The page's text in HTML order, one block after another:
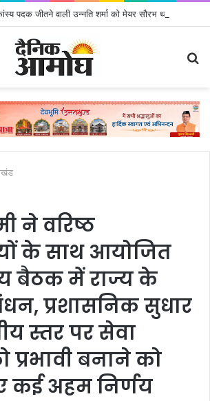
ने वरिष्ठ
के साथ आयोजित
बैठक में राज्य के
प्रशासनिक सुधार
स्तर पर सेवा
प्रभावी बनाने को
कई अहम निर्णय